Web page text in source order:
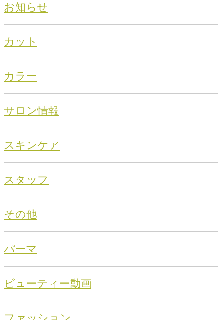
お知らせ
カット
カラー
サロン情報
スキンケア
スタッフ
その他
パーマ
ビューティー動画